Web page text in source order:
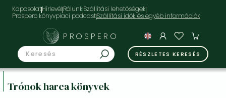
KapcsolatHírlevélRólunkSzállítási lehetőségek
Prospero könyvpiaci podcast
PROSPERO
RÉSZLETES KERESÉS
Trónok harca könyvek